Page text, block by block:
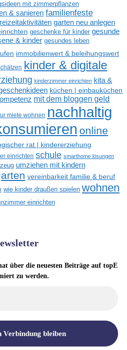
mit zimmerpflanzen
& sanieren familienfeste
garten neu anlegen
geschenke für kinder gesunde
& kinder gesundes leben
immobilienwert & beleihungswert
kinder & digitale
kinderzimmer einrichten kita &
küchen | einbauküchen
mit dem bloggen geld
miete wohnen nachhaltig
online
rat | kindererziehung
einrichten schule smarthome lösungen
umziehen mit kindern
vereinbarkeit familie & beruf
wie kinder draußen spielen wohnen
einrichten
über die neuesten Beiträge auf topE
zu werden.